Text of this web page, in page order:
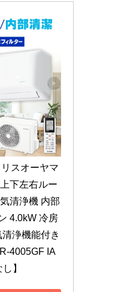
スオーヤマ
下左右ルー
清浄機 内部
4.0kW 冷房
浄機能付き
4005GF IA
】